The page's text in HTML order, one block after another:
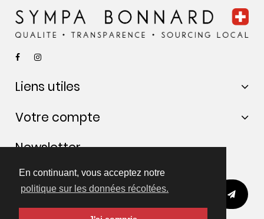
En continuant, vous acceptez notre
politique sur les données récoltées.
Liens utiles
Votre compte
Newsletter
Restons en contact :)